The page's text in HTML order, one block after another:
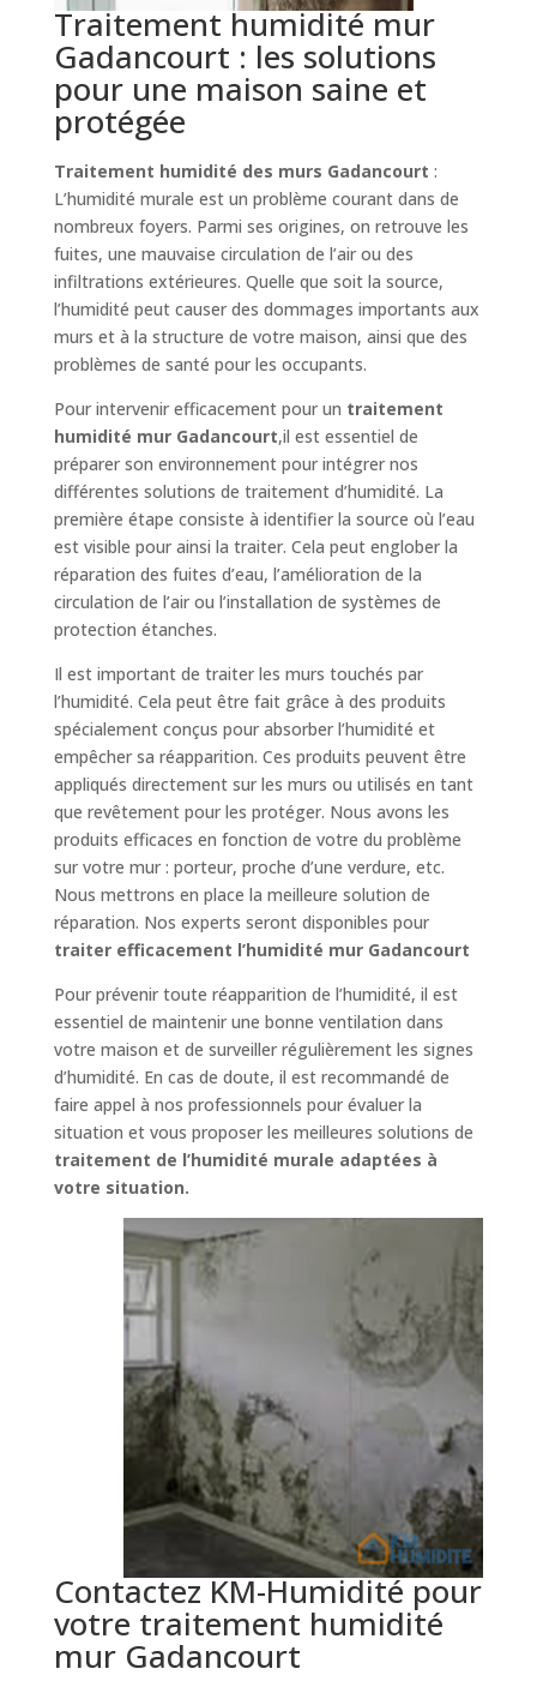
Traitement humidité mur
Gadancourt : les solutions
pour une maison saine et
protégée
Traitement humidité des murs Gadancourt :
L’humidité murale est un problème courant dans de
nombreux foyers. Parmi ses origines, on retrouve les
fuites, une mauvaise circulation de l’air ou des
infiltrations extérieures. Quelle que soit la source,
l’humidité peut causer des dommages importants aux
murs et à la structure de votre maison, ainsi que des
problèmes de santé pour les occupants.
Pour intervenir efficacement pour un traitement
humidité mur Gadancourt,il est essentiel de
préparer son environnement pour intégrer nos
différentes solutions de traitement d’humidité. La
première étape consiste à identifier la source où l’eau
est visible pour ainsi la traiter. Cela peut englober la
réparation des fuites d’eau, l’amélioration de la
circulation de l’air ou l’installation de systèmes de
protection étanches.
Il est important de traiter les murs touchés par
l’humidité. Cela peut être fait grâce à des produits
spécialement conçus pour absorber l’humidité et
empêcher sa réapparition. Ces produits peuvent être
appliqués directement sur les murs ou utilisés en tant
que revêtement pour les protéger. Nous avons les
produits efficaces en fonction de votre du problème
sur votre mur : porteur, proche d’une verdure, etc.
Nous mettrons en place la meilleure solution de
réparation. Nos experts seront disponibles pour
traiter efficacement l’humidité mur Gadancourt
Pour prévenir toute réapparition de l’humidité, il est
essentiel de maintenir une bonne ventilation dans
votre maison et de surveiller régulièrement les signes
d’humidité. En cas de doute, il est recommandé de
faire appel à nos professionnels pour évaluer la
situation et vous proposer les meilleures solutions de
traitement de l’humidité murale adaptées à
votre situation.
Contactez KM-Humidité pour
votre traitement humidité
mur Gadancourt